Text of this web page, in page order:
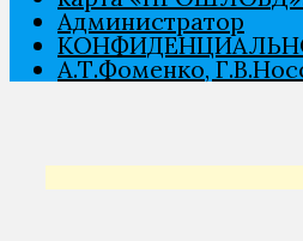
Администратор
А.Т.Фоменко,